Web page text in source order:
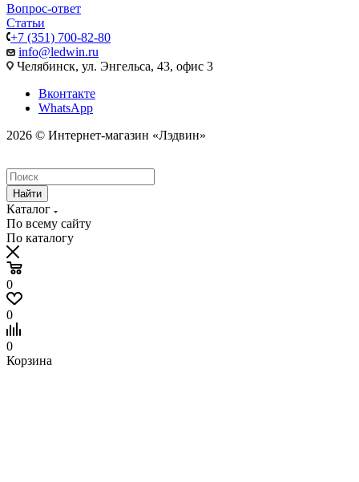
Вопрос-ответ
Статьи
+7 (351) 700-82-80
info@ledwin.ru
Челябинск, ул. Энгельса, 43, офис 3
Вконтакте
WhatsApp
2026 © Интернет-магазин «Лэдвин»
Найти
Каталог
По всему сайту
По каталогу
0
0
0
Корзина